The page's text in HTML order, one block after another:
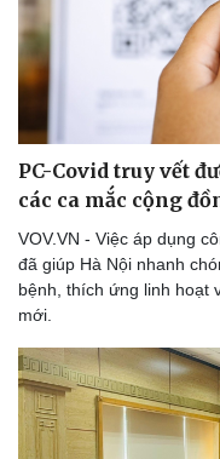
PC-Covid truy vết
các ca mắc cộng
VOV.VN - Việc áp dụng
đã giúp Hà Nội nhanh
bệnh, thích ứng linh hoạt
mới.